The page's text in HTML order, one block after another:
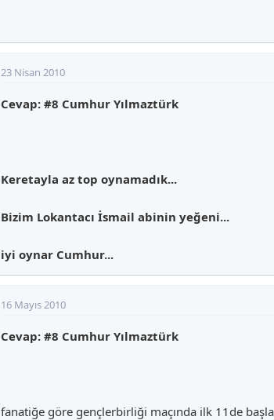
23 Nisan 2010
Cevap: #8 Cumhur Yılmaztürk
Keretayla az top oynamadık...
Bizim Lokantacı İsmail abinin yeğeni...
iyi oynar Cumhur...
16 Mayıs 2010
Cevap: #8 Cumhur Yılmaztürk
fanatiğe göre gençlerbirliği maçında ilk 11de